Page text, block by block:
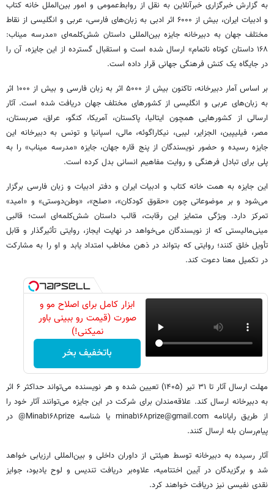
به گزارش خبرگزاری خبرآنلاین به نقل از روابط‌عمومی و امور بین‌الملل خانه کتاب
و ادبیات ایران، بیش از ۶۰۰۰ اثر ادبی به زبان‌های فارسی، عربی و انگلیسی از نقاط
مختلف جهان به دبیرخانه جایزه بین‌المللی داستان شش‌کلمه‌ای «مدرسه میناب:
۱۶۸ داستان کوتاه ناتمام» ارسال شده است و استقبال گسترده از این جایزه، آن را
در جایگاه یک کنش فرهنگی جهانی قرار داده است.
بر اساس آمار دبیرخانه، تاکنون بیش از ۵۰۰۰ اثر به زبان فارسی و بیش از ۱۰۰۰ اثر
به زبان‌های عربی و انگلیسی از کشورهای مختلف جهان دریافت شده است. آثار
ارسالی از کشورهایی همچون ایتالیا، پاکستان، آمریکا، کنگو، عراق، صربستان،
مصر، فیلیپین، الجزایر، لیبی، نیکاراگوئه، مالی، اسپانیا و تونس به دبیرخانه این
جایزه رسیده و حضور نویسندگان از پنج قاره جهان، جایزه «مدرسه میناب» را به
پلی برای تبادل فرهنگی و روایت مفاهیم انسانی بدل کرده است.
این جایزه به همت خانه کتاب و ادبیات ایران و دفتر ادبیات و زبان فارسی برگزار
می‌شود و بر موضوعاتی چون «حقوق کودکان»، «صلح»، «وطن‌دوستی» و «امید»
تمرکز دارد. ویژگی متمایز این رقابت، قالب داستان شش‌کلمه‌ای است؛ قالبی
مینی‌مالیستی که از نویسندگان می‌خواهد در نهایت ایجاز، روایتی تأثیرگذار و قابل
تأویل خلق کنند؛ روایتی که بتواند در ذهن مخاطب امتداد یابد و او را به مشارکت
در تکمیل معنا دعوت کند.
ابزار کامل برای اصلاح مو و
صورت (قیمت رو ببینی باور
نمیکنی!)
باتخفیف بخر
مهلت ارسال آثار تا ۳۱ تیر (۱۴۰۵) تعیین شده و هر نویسنده می‌تواند حداکثر ۶ اثر
به دبیرخانه ارسال کند. علاقه‌مندان برای شرکت در این جایزه می‌توانند آثار خود را
از طریق رایانامه minab۱۶۸prize@gmail.com یا شناسه Minab۱۶۸prize@ در
پیام‌رسان بله ارسال کنند.
آثار رسیده به دبیرخانه توسط هیئتی از داوران داخلی و بین‌المللی ارزیابی خواهد
شد و برگزیدگان در آیین اختتامیه، علاوه‌بر دریافت تندیس و لوح یادبود، جوایز
نقدی نفیسی نیز دریافت خواهند کرد.